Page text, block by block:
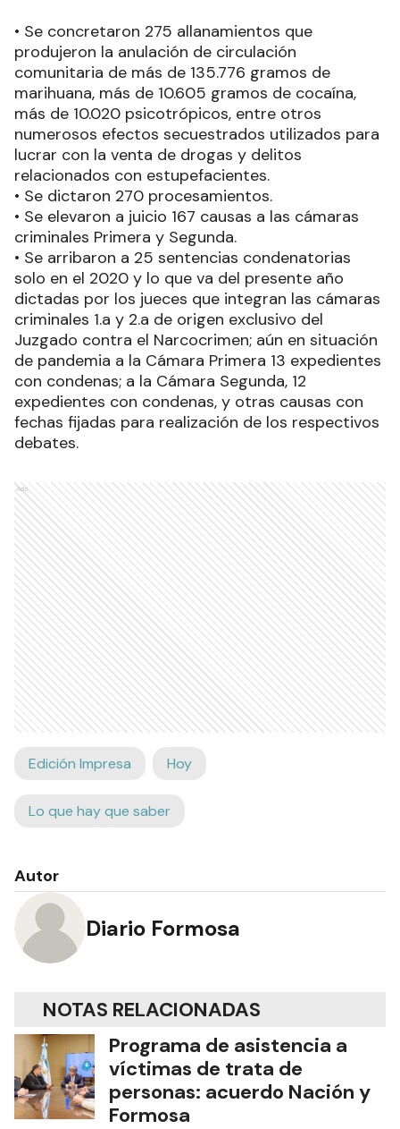
• Se concretaron 275 allanamientos que
produjeron la anulación de circulación
comunitaria de más de 135.776 gramos de
marihuana, más de 10.605 gramos de cocaína,
más de 10.020 psicotrópicos, entre otros
numerosos efectos secuestrados utilizados para
lucrar con la venta de drogas y delitos
relacionados con estupefacientes.
• Se dictaron 270 procesamientos.
• Se elevaron a juicio 167 causas a las cámaras
criminales Primera y Segunda.
• Se arribaron a 25 sentencias condenatorias
solo en el 2020 y lo que va del presente año
dictadas por los jueces que integran las cámaras
criminales 1.a y 2.a de origen exclusivo del
Juzgado contra el Narcocrimen; aún en situación
de pandemia a la Cámara Primera 13 expedientes
con condenas; a la Cámara Segunda, 12
expedientes con condenas, y otras causas con
fechas fijadas para realización de los respectivos
debates.
Ads
Edición Impresa Hoy
Lo que hay que saber
Autor
Diario Formosa
NOTAS RELACIONADAS
Programa de asistencia a
víctimas de trata de
personas: acuerdo Nación y
Formosa